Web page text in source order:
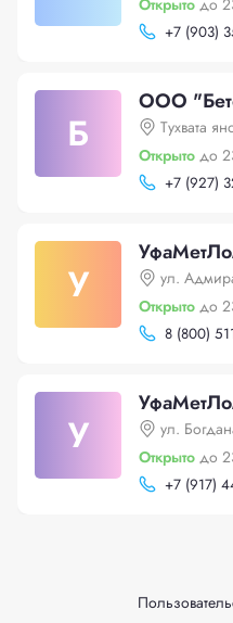
Открыто до
+7 (903)
Б
ООО
Тухвата
Открыто до
+7 (927)
У
ул.
Открыто до
8 (800)
У
ул.
Открыто до
+7 (917)